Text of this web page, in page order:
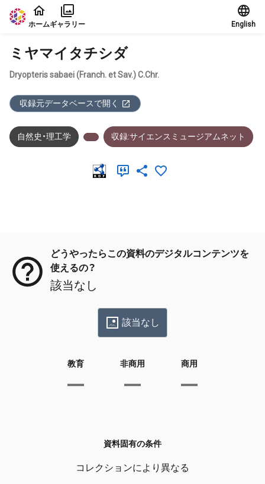
本文に飛ぶ
ホームギャラリー English
ミヤマイタチシダ
Dryopteris sabaei (Franch. et Sav.) C.Chr.
収録元データベースで開く
自然史・理工学 収録:サイエンスミュージアムネット
どうやったらこの資料のデジタルコンテンツを
使えるの？
該当なし
該当なし
教育 非商用 商用
資料固有の条件
コレクションにより異なる